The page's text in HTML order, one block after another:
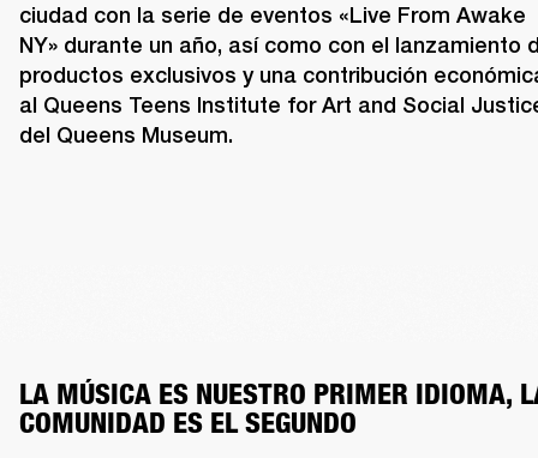
ciudad con la serie de eventos «Live From Awake
NY» durante un año, así como con el lanzamiento
productos exclusivos y una contribución
al Queens Teens Institute for Art and Social
del Queens Museum.
LA MÚSICA ES NUESTRO PRIMER IDIOMA,
COMUNIDAD ES EL SEGUNDO